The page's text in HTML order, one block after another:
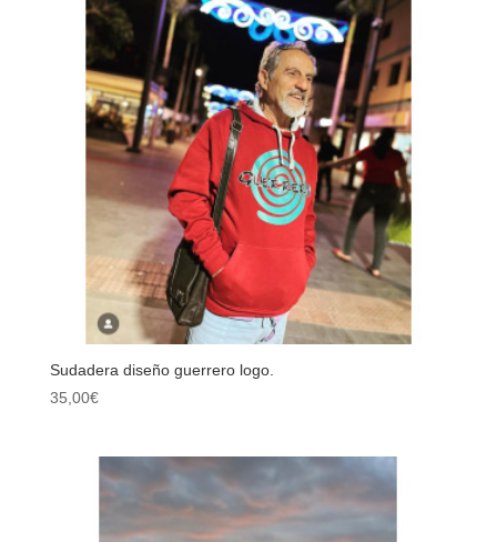
Sudadera diseño guerrero logo.
35,00€